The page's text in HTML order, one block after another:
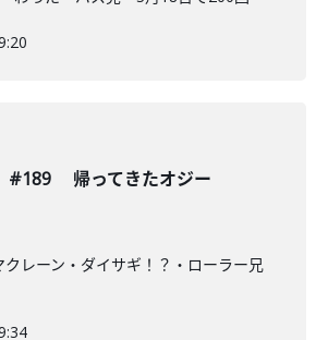
#189 帰ってきたオジー
クレーン・ダイサギ！？・ローラー兄